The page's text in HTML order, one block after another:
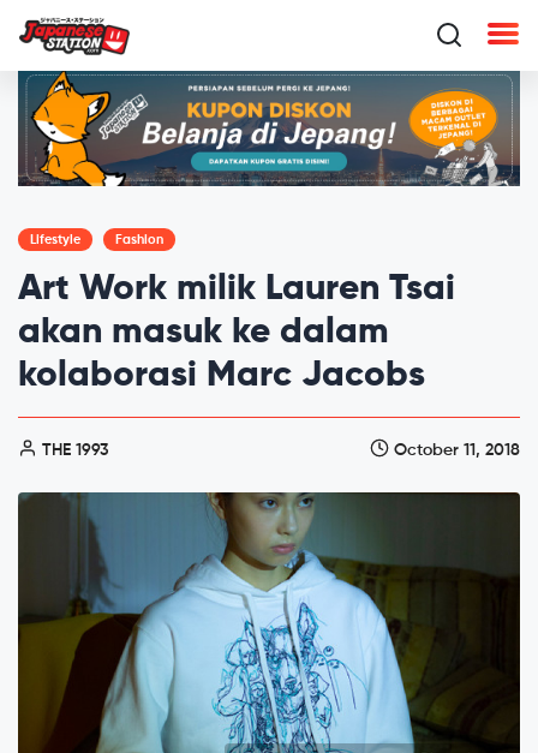
Lifestyle Fashion
Art Work milik Lauren Tsai
akan masuk ke dalam
kolaborasi Marc Jacobs
THE 1993 October 11, 2018